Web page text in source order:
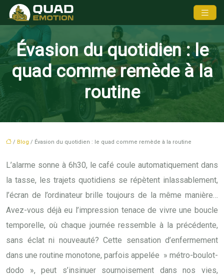
Évasion du quotidien : le
quad comme remède à la
routine
/ Blog / Évasion du quotidien : le quad comme remède à la routine
L’alarme sonne à 6h30, le café coule automatiquement dans
la tasse, les trajets quotidiens se répètent inlassablement,
l’écran de l’ordinateur brille toujours de la même manière…
Avez-vous déjà eu l’impression tenace de vivre une boucle
temporelle, où chaque journée ressemble à la précédente,
sans éclat ni nouveauté? Cette sensation d’enfermement
dans une routine monotone, parfois appelée » métro-boulot-
dodo », peut s’insinuer sournoisement dans nos vies,